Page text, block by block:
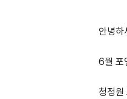
안녕하
6월 포
청정원